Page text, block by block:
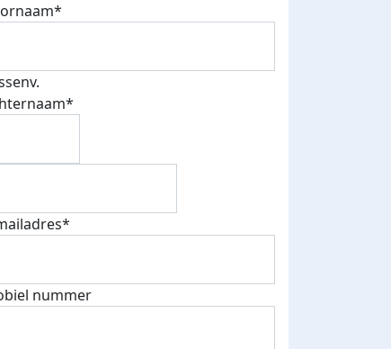
nummer